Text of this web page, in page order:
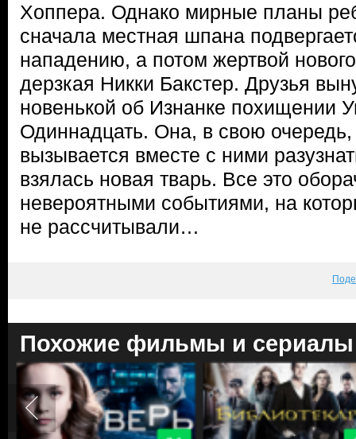
Хоппера. Однако мирные планы
сначала местная шпана
нападению, а потом жертвой
дерзкая Никки Бакстер. Друзья
новенькой об Изнанке похищении
Одиннадцать. Она, в свою очередь,
вызывается вместе с ними
взялась новая тварь. Все это
невероятными событиями, на
не рассчитывали…
Похожие фильмы и сериалы